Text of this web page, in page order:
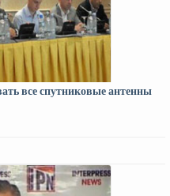
все спутниковые антенны